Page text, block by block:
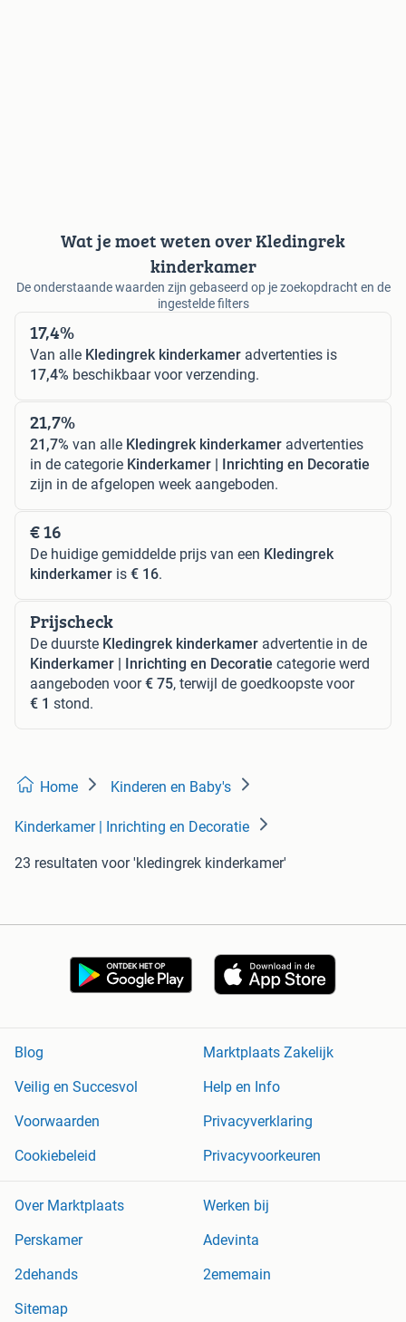
Wat je moet weten over Kledingrek
kinderkamer
De onderstaande waarden zijn gebaseerd op je zoekopdracht en de
ingestelde filters
17,4%
Van alle Kledingrek kinderkamer advertenties is
17,4% beschikbaar voor verzending.
21,7%
21,7% van alle Kledingrek kinderkamer advertenties
in de categorie Kinderkamer | Inrichting en Decoratie
zijn in de afgelopen week aangeboden.
€ 16
De huidige gemiddelde prijs van een Kledingrek
kinderkamer is € 16.
Prijscheck
De duurste Kledingrek kinderkamer advertentie in de
Kinderkamer | Inrichting en Decoratie categorie werd
aangeboden voor€ 75, terwijl de goedkoopste voor
€ 1 stond.
Home Kinderen en Baby's
Kinderkamer | Inrichting en Decoratie
23 resultaten voor 'kledingrek kinderkamer'
Blog
Marktplaats Zakelijk
Veilig en Succesvol
Help en Info
Voorwaarden
Privacyverklaring
Cookiebeleid
Privacyvoorkeuren
Over Marktplaats
Werken bij
Perskamer
Adevinta
2dehands
2ememain
Sitemap